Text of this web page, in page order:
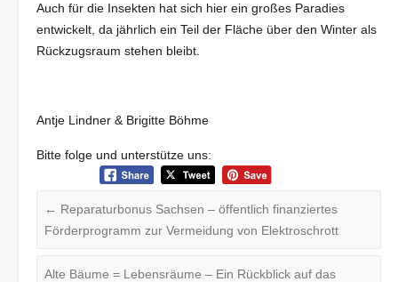
Auch für die Insekten hat sich hier ein großes Paradies
entwickelt, da jährlich ein Teil der Fläche über den Winter als
Rückzugsraum stehen bleibt.
Antje Lindner & Brigitte Böhme
Bitte folge und unterstütze uns:
← Reparaturbonus Sachsen – öffentlich finanziertes
Förderprogramm zur Vermeidung von Elektroschrott
Alte Bäume = Lebensräume – Ein Rückblick auf das